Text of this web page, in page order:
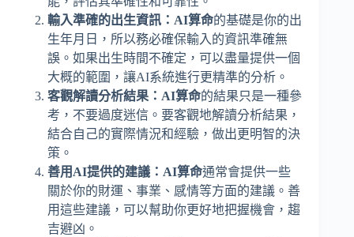
輸入準確的出生資訊： AI算命的基礎是你的出
生年月日，所以務必確保輸入的資訊準確無
誤。如果出生時間不確定，可以盡量提供一個
大概的範圍，讓AI系統進行更精準的分析。
客觀解讀分析結果： AI算命的結果只是一種參
考，不要過度迷信。要客觀地解讀分析結果，
結合自己的實際情況和經驗，做出更明智的決
策。
善用AI提供的建議： AI算命通常會提供一些
關於你的財運、事業、感情等方面的建議。善
用這些建議，可以幫助你更好地把握機會，趨
吉避凶。